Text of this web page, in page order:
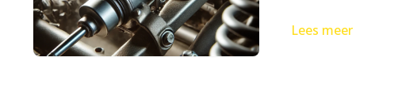
Lees meer